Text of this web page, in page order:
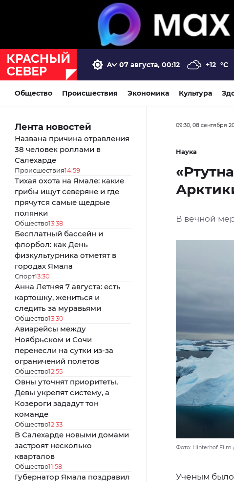
07 августа, 00:12 +12 °C
Общество Происшествия Экономика Культура
Лента новостей
Названа причина отравления
38 человек роллами в
Салехарде
Происшествия14:59
Тихая охота на Ямале: какие
грибы ищут северяне и где
прячутся самые щедрые
полянки
Общество13:38
Бесплатный бассейн и
флорбол: как День
физкультурника отметят в
городах Ямала
Спорт13:30
Анна Летняя 7 августа: есть
картошку, жениться и
следить за муравьями
Общество13:30
Авиарейсы между
Ноябрьском и Сочи
перенесли на сутки из-за
ограничений полетов
Общество12:55
Овны уточнят приоритеты,
Девы укрепят систему, а
Козероги зададут тон
команде
Общество12:33
В Салехарде новыми домами
застроят несколько
кварталов
Общество11:58
Губернатор Ямала поздравил
09:30, 08 сентября
Наука
В вечной
Фото: Hinterhof Film
Учёным было